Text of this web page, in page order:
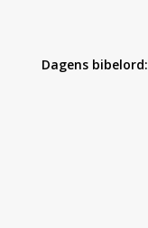
Dagens bibelord: